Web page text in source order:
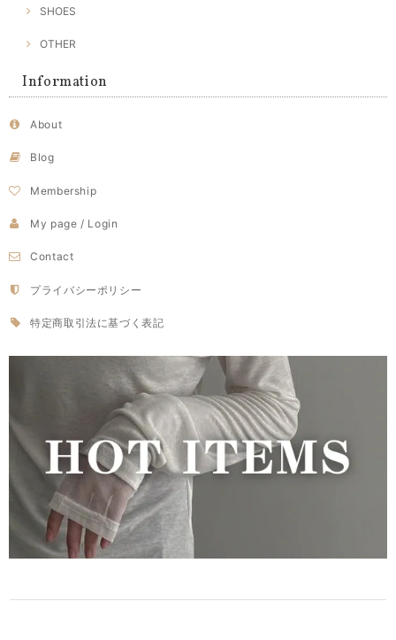
SHOES
OTHER
Information
About
Blog
Membership
My page / Login
Contact
プライバシーポリシー
特定商取引法に基づく表記